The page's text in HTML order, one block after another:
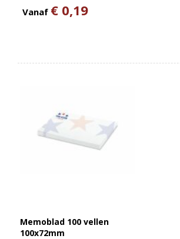
Vanaf € 0,19
Memoblad 100 vellen
100x72mm